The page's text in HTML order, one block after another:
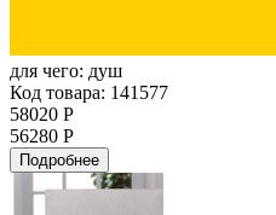
для чего: душ
Код товара: 141577
58020 Р
56280 Р
Подробнее